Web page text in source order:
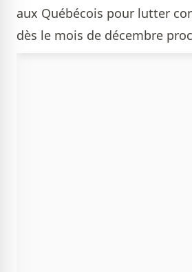
aux Québécois pour lutter
dès le mois de décembre